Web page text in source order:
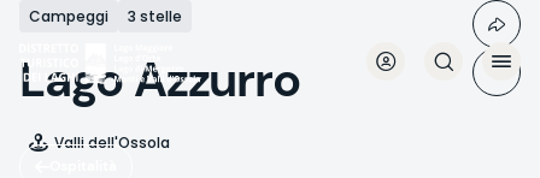
Salta
contenuto
principale
Campeggi 3 stelle
Lago Azzurro
Valli dell'Ossola